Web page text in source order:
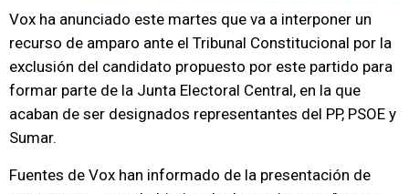
Vox ha anunciado este martes que va a interponer un
recurso de amparo ante el Tribunal Constitucional por la
exclusión del candidato propuesto por este partido para
formar parte de la Junta Electoral Central, en la que
acaban de ser designados representantes del PP, PSOE y
Sumar.
Fuentes de Vox han informado de la presentación de